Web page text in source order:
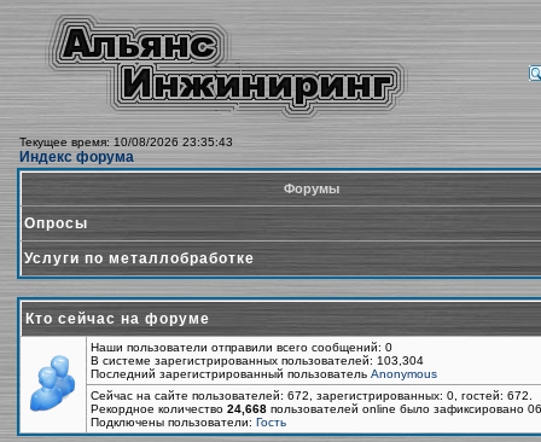
Текущее время: 10/08/2026 23:35:43
Индекс форума
Форумы
Опросы
Услуги по металлобработке
Кто сейчас на форуме
Наши пользователи отправили всего сообщений: 0
В системе зарегистрированных пользователей: 103,304
Последний зарегистрированный пользователь Anonymous
Сейчас на сайте пользователей: 672, зарегистрированных: 0, гостей:
Рекордное количество 24,668 пользователей online было зафиксировано
Подключены пользователи: Гость